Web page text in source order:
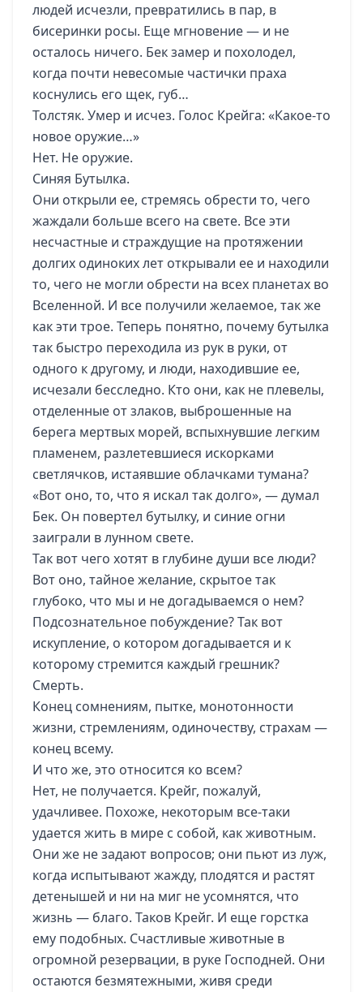
людей исчезли, превратились в пар, в
бисеринки росы. Еще мгновение — и не
осталось ничего. Бек замер и похолодел,
когда почти невесомые частички праха
коснулись его щек, губ…
Толстяк. Умер и исчез. Голос Крейга: «Какое-то
новое оружие…»
Нет. Не оружие.
Синяя Бутылка.
Они открыли ее, стремясь обрести то, чего
жаждали больше всего на свете. Все эти
несчастные и страждущие на протяжении
долгих одиноких лет открывали ее и находили
то, чего не могли обрести на всех планетах во
Вселенной. И все получили желаемое, так же
как эти трое. Теперь понятно, почему бутылка
так быстро переходила из рук в руки, от
одного к другому, и люди, находившие ее,
исчезали бесследно. Кто они, как не плевелы,
отделенные от злаков, выброшенные на
берега мертвых морей, вспыхнувшие легким
пламенем, разлетевшиеся искорками
светлячков, истаявшие облачками тумана?
«Вот оно, то, что я искал так долго», — думал
Бек. Он повертел бутылку, и синие огни
заиграли в лунном свете.
Так вот чего хотят в глубине души все люди?
Вот оно, тайное желание, скрытое так
глубоко, что мы и не догадываемся о нем?
Подсознательное побуждение? Так вот
искупление, о котором догадывается и к
которому стремится каждый грешник?
Смерть.
Конец сомнениям, пытке, монотонности
жизни, стремлениям, одиночеству, страхам —
конец всему.
И что же, это относится ко всем?
Нет, не получается. Крейг, пожалуй,
удачливее. Похоже, некоторым все-таки
удается жить в мире с собой, как животным.
Они же не задают вопросов; они пьют из луж,
когда испытывают жажду, плодятся и растят
детенышей и ни на миг не усомнятся, что
жизнь — благо. Таков Крейг. И еще горстка
ему подобных. Счастливые животные в
огромной резервации, в руке Господней. Они
остаются безмятежными, живя среди